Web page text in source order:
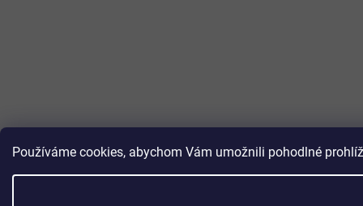
Používáme cookies, abychom Vám umožnili pohodlné